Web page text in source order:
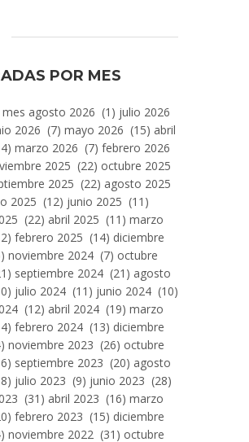
POR MES
mes agosto 2026 (1) julio 2026
2026 (7) mayo 2026 (15) abril
marzo 2026 (7) febrero 2026
2025 (22) octubre 2025
2025 (22) agosto 2025
2025 (12) junio 2025 (11)
(22) abril 2025 (11) marzo
febrero 2025 (14) diciembre
noviembre 2024 (7) octubre
septiembre 2024 (21) agosto
julio 2024 (11) junio 2024 (10)
(12) abril 2024 (19) marzo
febrero 2024 (13) diciembre
noviembre 2023 (26) octubre
septiembre 2023 (20) agosto
julio 2023 (9) junio 2023 (28)
(31) abril 2023 (16) marzo
febrero 2023 (15) diciembre
noviembre 2022 (31) octubre